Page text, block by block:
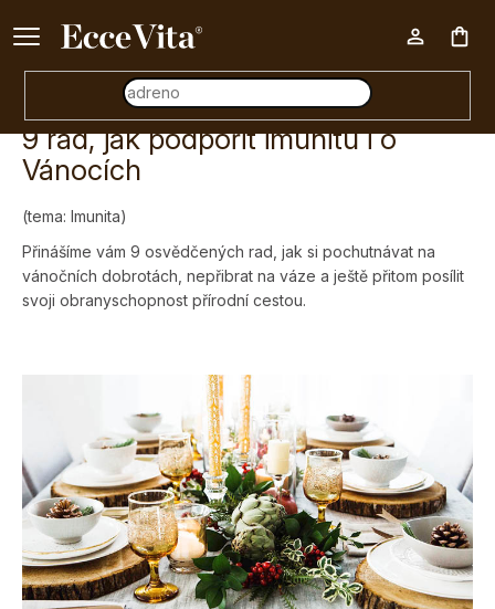
Ke každému nákupu nad 500 Kč dárek zdarma 📦
9 rad, jak podpořit imunitu i o
Vánocích
(tema: Imunita)
Přinášíme vám 9 osvědčených rad, jak si pochutnávat na
vánočních dobrotách, nepřibrat na váze a ještě přitom posílit
svoji obranyschopnost přírodní cestou.